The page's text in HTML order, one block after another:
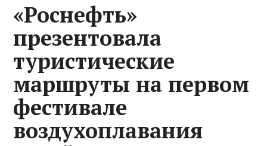
«Роснефть»
презентовала
туристические
маршруты на первом
фестивале
воздухоплавания